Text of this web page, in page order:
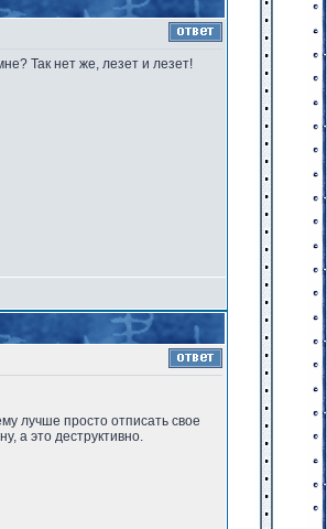
Так нет же, лезет и лезет!
лучше просто отписать свое
а это деструктивно.